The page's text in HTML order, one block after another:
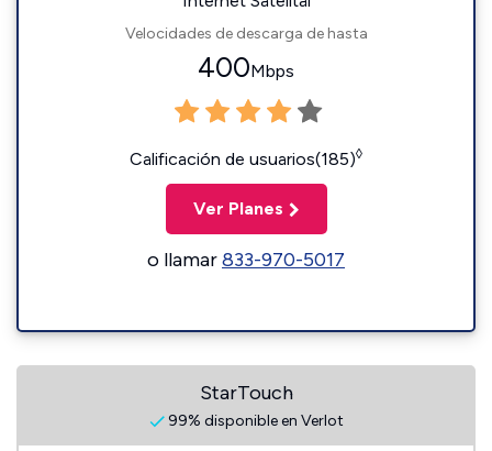
Velocidades de descarga de hasta
400Mbps
Calificación de usuarios(185)◊
Ver Planes
o llamar833-970-5017
StarTouch
99% disponible en Verlot